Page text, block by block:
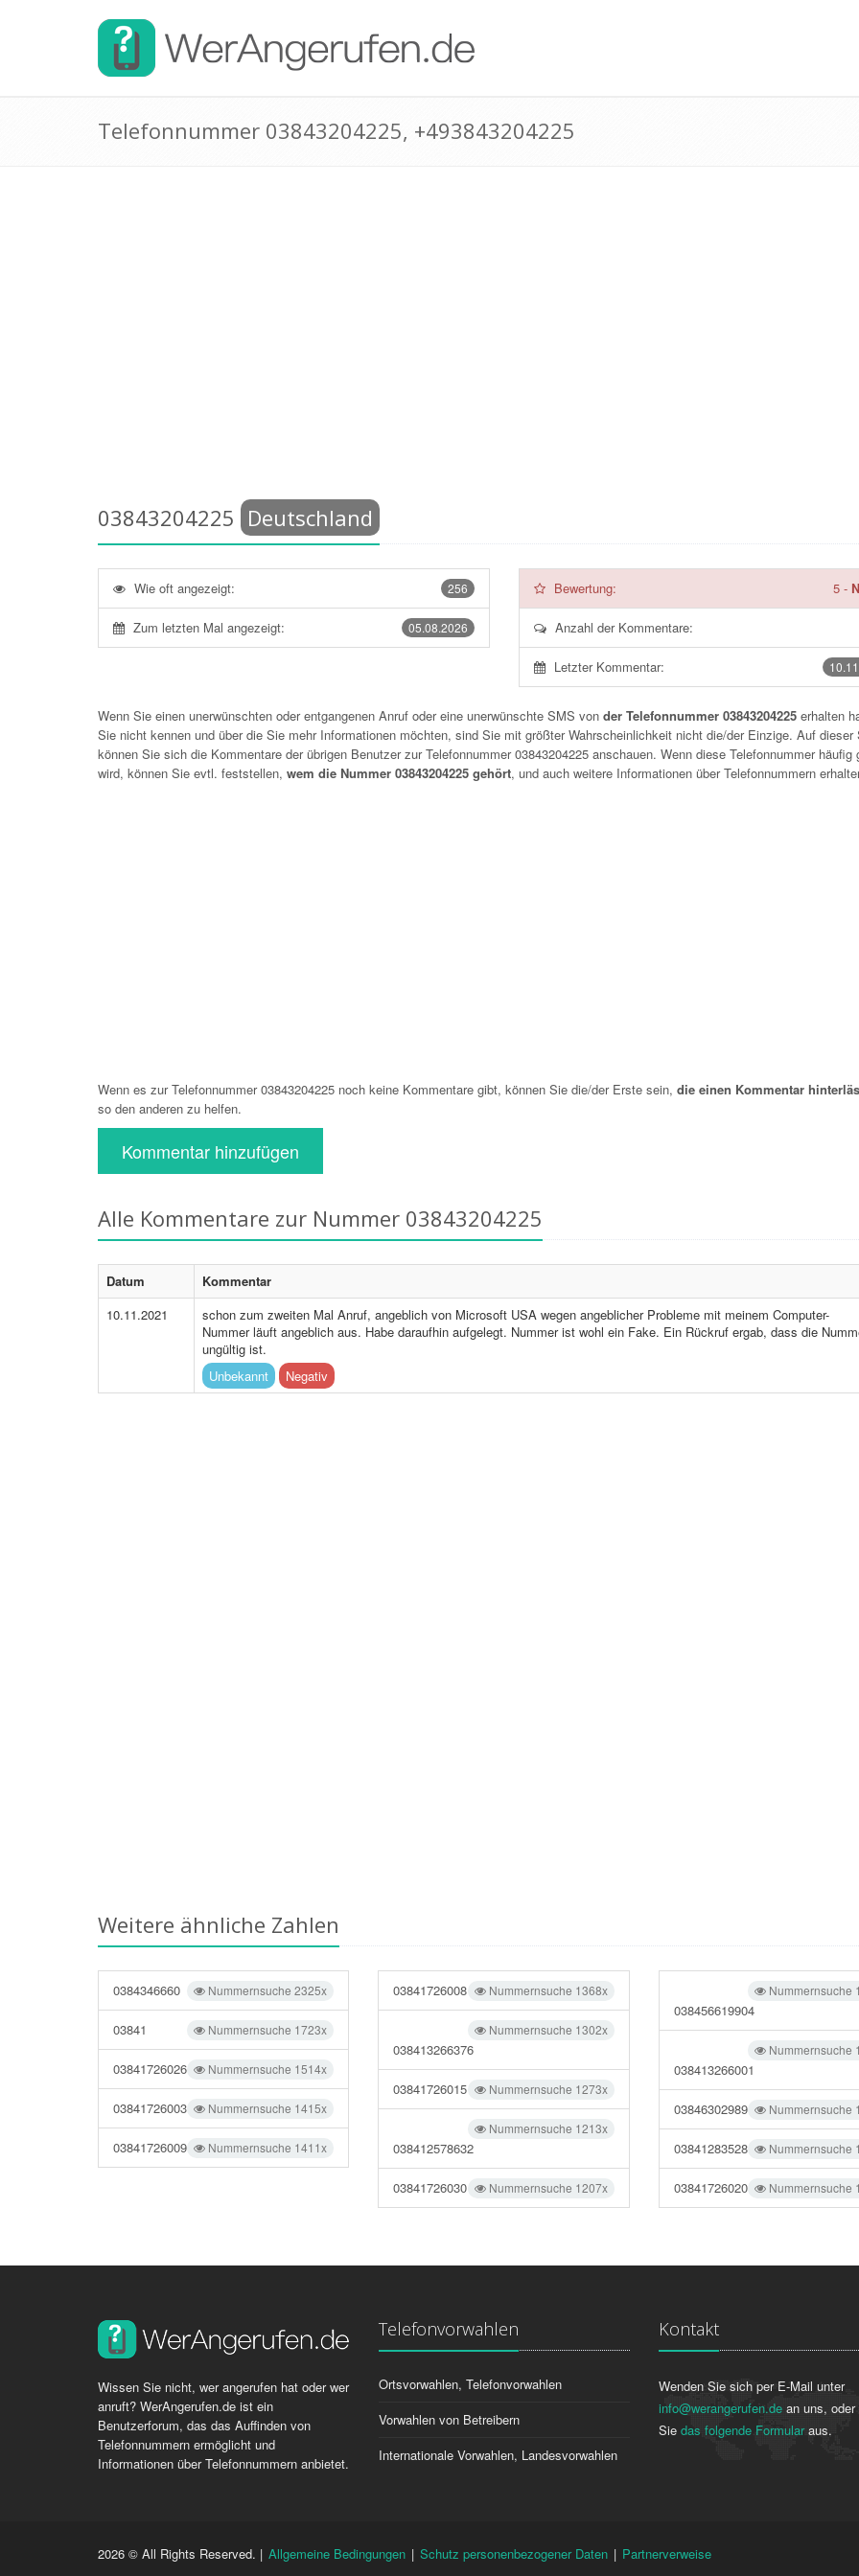
Telefonnummer 03843204225, +493843204225
03843204225 Deutschland
256
Wie oft angezeigt:
05.08.2026
Zum letzten Mal angezeigt:
Bewertung: 5-
Anzahl der Kommentare:
Letzter Kommentar:
Wenn Sie einen unerwünschten oder entgangenen Anruf oder eine unerwünschte SMS von der Telefonnummer 03843204225 erhalten
Sie nicht kennen und über die Sie mehr Informationen möchten, sind Sie mit größter Wahrscheinlichkeit nicht die/der Einzige. Auf dieser
können Sie sich die Kommentare der übrigen Benutzer zur Telefonnummer03843204225 anschauen. Wenn diese Telefonnummer häufig
wird, können Sie evtl. feststellen, wem die Nummer 03843204225 gehört, und auch weitere Informationen über Telefonnummern
Wenn es zur Telefonnummer 03843204225 noch keine Kommentare gibt, können Sie die/der Erste sein, die einen Kommentar
so den anderen zu helfen.
Kommentar hinzufügen
Alle Kommentare zur Nummer 03843204225
Datum
Kommentar
10.11.2021
schon zum zweiten Mal Anruf, angeblich von Microsoft USA wegen angeblicher Probleme mit meinem Computer-
Nummer läuft angeblich aus. Habe daraufhin aufgelegt. Nummer ist wohl ein Fake. Ein Rückruf ergab, dass die
ungültig ist.
Unbekannt
Negativ
Weitere ähnliche Zahlen
Nummernsuche 2325x
0384346660
Nummernsuche 1723x
03841
Nummernsuche 1514x
03841726026
Nummernsuche 1415x
03841726003
Nummernsuche 1411x
03841726009
Nummernsuche 1368x
03841726008
Nummernsuche 1302x
038413266376
Nummernsuche 1273x
03841726015
Nummernsuche 1213x
038412578632
Nummernsuche 1207x
03841726030
Nummernsuche
038456619904
Nummernsuche
038413266001
Nummernsuche
03846302989
Nummernsuche
03841283528
Nummernsuche
03841726020
Wissen Sie nicht, wer angerufen hat oder wer
anruft? WerAngerufen.de ist ein
Benutzerforum, das das Auffinden von
Telefonnummern ermöglicht und
Informationen über Telefonnummern anbietet.
Telefonvorwahlen
Ortsvorwahlen, Telefonvorwahlen
Vorwahlen von Betreibern
Internationale Vorwahlen, Landesvorwahlen
Kontakt
Wenden Sie sich per E-Mail unter
info@werangerufen.de an uns, oder
Sie das folgende Formularaus.
2026 © All Rights Reserved. | Allgemeine Bedingungen | Schutz personenbezogener Daten | Partnerverweise